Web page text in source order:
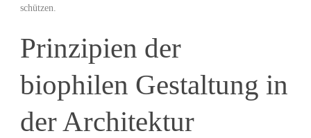
schützen.
Prinzipien ‍der
biophilen Gestaltung ‌in
der⁣ Architektur